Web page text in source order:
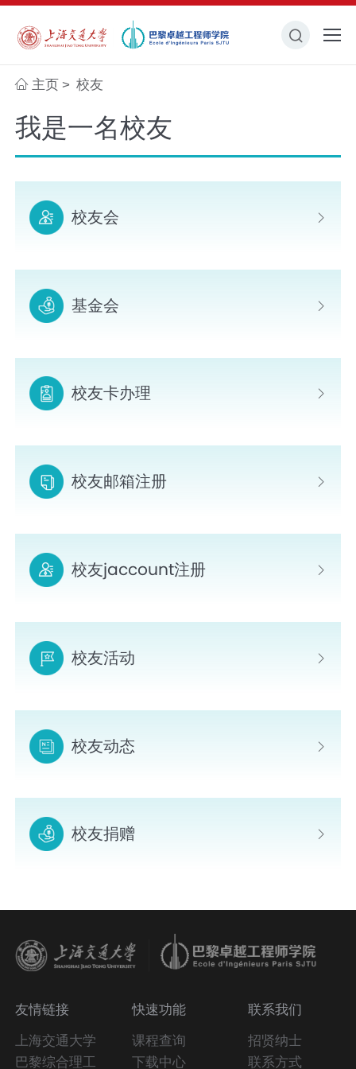
主页 > 校友
我是一名校友
校友会
基金会
校友卡办理
校友邮箱注册
校友jaccount注册
校友活动
校友动态
校友捐赠
友情链接
上海交通大学
巴黎综合理工
快速功能
课程查询
下载中心
联系我们
招贤纳士
联系方式